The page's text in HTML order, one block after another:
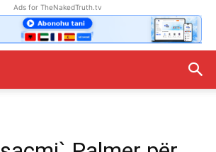
Ads for TheNakedTruth.tv